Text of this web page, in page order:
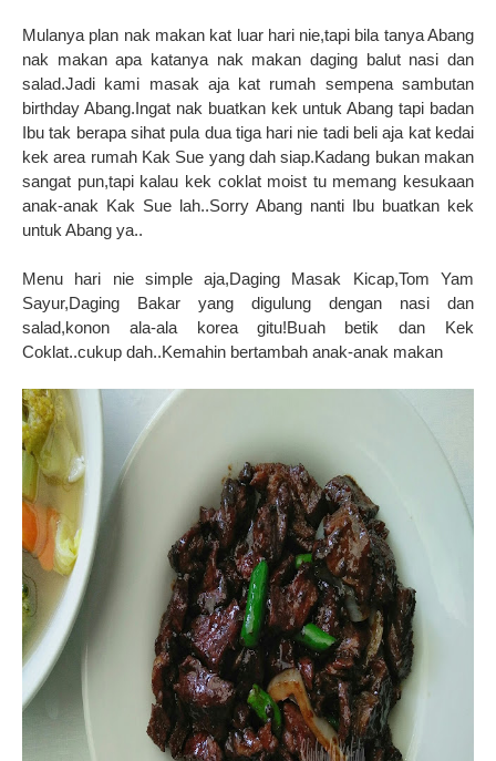
Mulanya plan nak makan kat luar hari nie,tapi bila tanya Abang
nak makan apa katanya nak makan daging balut nasi dan
salad.Jadi kami masak aja kat rumah sempena sambutan
birthday Abang. Ingat nak buatkan kek untuk Abang tapi badan
Ibu tak berapa sihat pula dua tiga hari nie tadi beli aja kat kedai
kek area rumah Kak Sue yang dah siap.Kadang bukan makan
sangat pun,tapi kalau kek coklat moist tu memang kesukaan
anak-anak Kak Sue lah..Sorry Abang nanti Ibu buatkan kek
untuk Abang ya..
Menu hari nie simple aja,Daging Masak Kicap,Tom Yam
Sayur,Daging Bakar yang digulung dengan nasi dan
salad,konon ala-ala korea gitu!Buah betik dan Kek
Coklat..cukup dah..Kemahin bertambah anak-anak makan